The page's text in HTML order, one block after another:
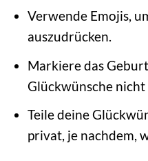
Verwende Emojis,
auszudrücken.
Markiere das
Glückwünsche nicht
Teile deine
privat, je nachdem,